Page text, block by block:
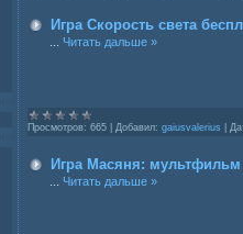
Игра Скорость света
Читать дальше »
Просмотров: 665 Добавил: gaiusvalerius
Игра Масяня: мультфильм
Читать дальше »